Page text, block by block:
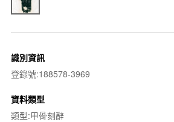
識別資訊
登錄號:188578-3969
資料類型
類型:甲骨刻辭